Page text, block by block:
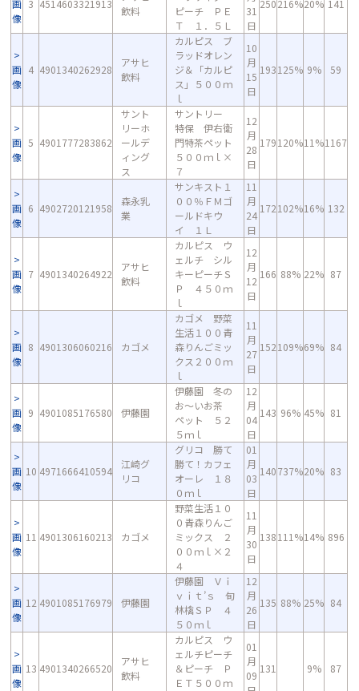
画
像
3 4514603321913
飲料
ピーチ ＰＥ
Ｔ １．５Ｌ
31
日
250216%20% 141
画
像
4 4901340262928
アサヒ
飲料
カルピス ブ
ラッドオレン
ジ＆「カルピ
ス」５００ｍ
ｌ
10
月
15
日
193125% 9% 59
画
像
5 4901777283862
サント
リーホ
ールデ
ィング
ス
サントリー
特保 伊右衛
門特茶ペット
５００ｍｌ×
７
12
月
28
日
179120%11%1167
画
像
6 4902720121958
森永乳
業
サンキスト１
００％ＦＭゴ
ールドキウ
イ １Ｌ
11
月
24
日
172102%16% 132
画
像
7 4901340264922
アサヒ
飲料
カルピス ウ
ェルチ シル
キーピーチＳ
Ｐ ４５０ｍ
ｌ
12
月
12
日
166 88% 22% 87
画
像
8 4901306060216 カゴメ
カゴメ 野菜
生活１００青
森りんごミッ
クス２００ｍ
ｌ
11
月
27
日
152109%69% 84
画
像
9 4901085176580 伊藤園
伊藤園 冬の
お～いお茶
ペット ５２
５ｍｌ
12
月
04
日
143 96% 45% 81
画
像
10 4971666410594
江崎グ
リコ
グリコ 勝て
勝て！カフェ
オーレ １８
０ｍｌ
01
月
03
日
140737%20% 83
画
像
11 4901306160213 カゴメ
野菜生活１０
０青森りんご
ミックス ２
００ｍｌ×２
４
11
月
30
日
138111%14% 896
画
像
12 4901085176979 伊藤園
伊藤園 Ｖｉ
ｖｉｔ’ｓ 旬
林檎ＳＰ ４
５０ｍｌ
12
月
26
日
135 88% 25% 84
画
像
13 4901340266520
アサヒ
飲料
カルピス ウ
ェルチピーチ
＆ピーチ Ｐ
ＥＴ５００ｍ
01
月
09
131 9% 87